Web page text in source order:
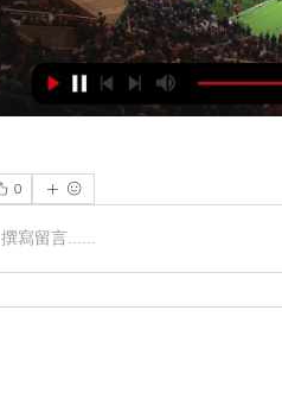
0
撰寫留言......